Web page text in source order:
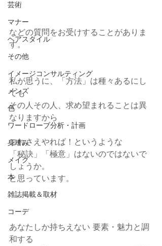
芸術
マナー
ヘアスタイル
その他
イメージコンサルティング
メンズ
色
ワードローブ分析・計画
身嗜み
メイク
本
雑誌掲載＆取材
コーデ
などの質問をお受けすることがありま
す。
私が思うに、「方法」は種々あるにし
ても
その人その人、求め望まれることは異
なりますから
これさえやれば！というような
「秘訣」「極意」はないのではないで
しょうか。
と思っています。
あなたしか持ちえない 要素・魅力と調
和する